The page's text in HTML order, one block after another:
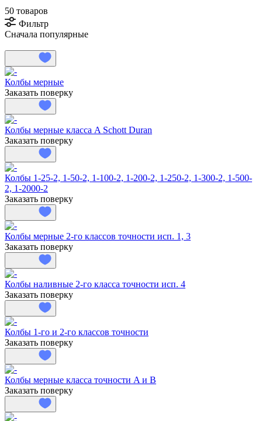
50 товаров
Фильтр
Сначала популярные
Колбы мерные
Заказать поверку
Колбы мерные класса A Schott Duran
Заказать поверку
Колбы 1-25-2, 1-50-2, 1-100-2, 1-200-2, 1-250-2, 1-300-2, 1-500-
2, 1-2000-2
Заказать поверку
Колбы мерные 2-го классов точности исп. 1, 3
Заказать поверку
Колбы наливные 2-го класса точности исп. 4
Заказать поверку
Колбы 1-го и 2-го классов точности
Заказать поверку
Колбы мерные класса точности A и B
Заказать поверку